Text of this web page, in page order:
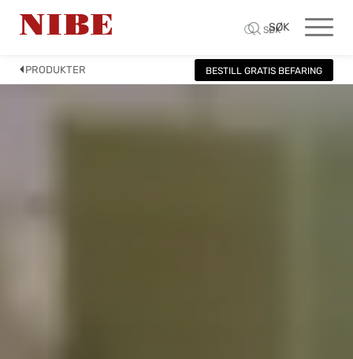
SØK
SØK
PRODUKTER BESTILL GRATIS BEFARING